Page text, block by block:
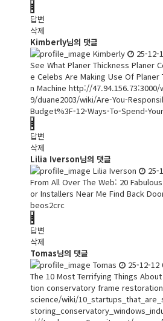
답변
삭제
Kimberly님의 댓글
Kimberly
25-12-
See What Planer Thickness Planer
e Celebs Are Making Use Of Planer
n Machine http://
9/duane2003/wiki/Are-You-
Budget%3F-12-Ways-To-Spend-
답변
삭제
Lilia Iverson님의 댓글
Lilia Iverson
25-
From All Over The Web: 20
or Installers Near Me Find Back
beos2crc
답변
삭제
Tomas님의 댓글
Tomas
25-12-12
The 10 Most Terrifying Things
tion conservatory frame
science/wiki/